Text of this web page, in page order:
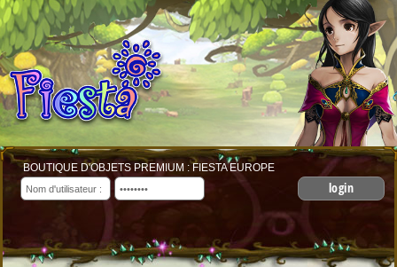
BOUTIQUE D'OBJETS PREMIUM : FIESTA EUROPE
login